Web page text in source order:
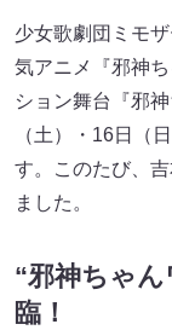
少女歌劇団ミモ
気アニメ『邪神
ション舞台『邪
（土）・16日（
す。このたび、
ました。
“邪神ちゃ
臨！